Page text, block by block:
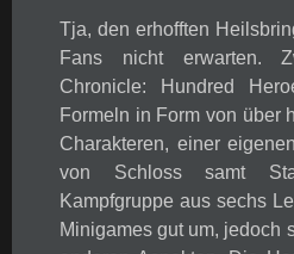
Tja, den erhofften
Fans nicht erwarten.
Chronicle: Hundred
Formeln in Form von über
Charakteren, einer
von Schloss samt
Kampfgruppe aus sechs
Minigames gut um, jedoch